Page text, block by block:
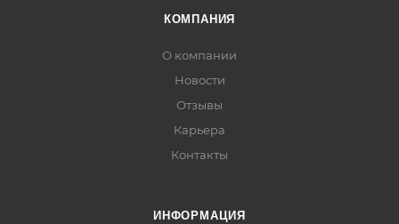
КОМПАНИЯ
О компании
Новости
Отзывы
Карьера
Контакты
ИНФОРМАЦИЯ